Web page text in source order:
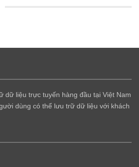
dữ liệu trực tuyến hàng đầu tại Việt Nam
dùng có thể lưu trữ dữ liệu với khách